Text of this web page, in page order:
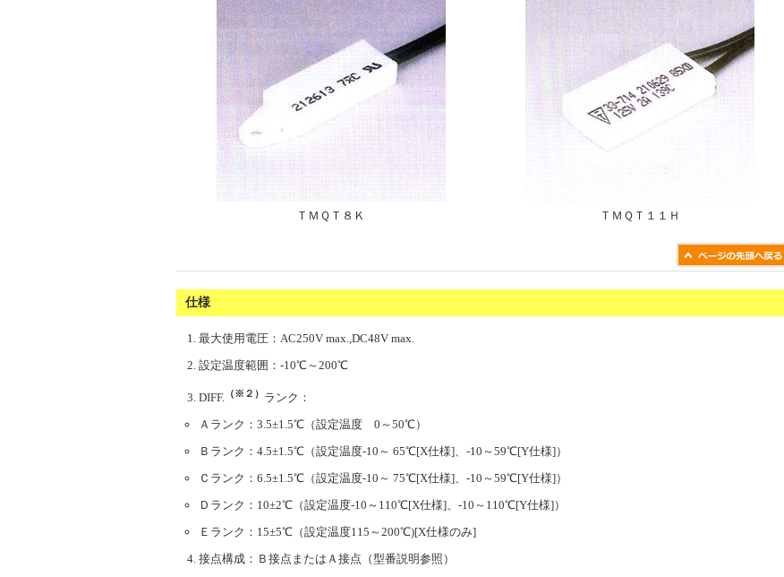
ＴＭＱＴ８Ｋ ＴＭＱＴ１１Ｈ
仕様
最大使用電圧：AC250V max.,DC48V max.
設定温度範囲：-10℃～200℃
DIFF. （※２） ランク：
Ａランク：3.5±1.5℃（設定温度 0～50℃）
Ｂランク：4.5±1.5℃（設定温度-10～ 65℃[X仕様]、-10～59℃[Y仕様]）
Ｃランク：6.5±1.5℃（設定温度-10～ 75℃[X仕様]、-10～59℃[Y仕様]）
Ｄランク：10±2℃（設定温度-10～110℃[X仕様]、-10～110℃[Y仕様]）
Ｅランク：15±5℃（設定温度115～200℃)[X仕様のみ]
接点構成：Ｂ接点またはＡ接点（型番説明参照）